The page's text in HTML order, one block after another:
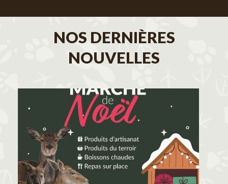
NOS DERNIÈRES
NOUVELLES